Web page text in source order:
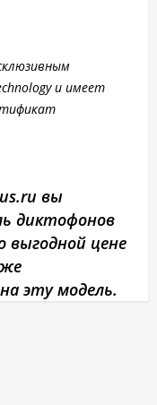
и имеет
вы
диктофонов
выгодной цене
эту модель.